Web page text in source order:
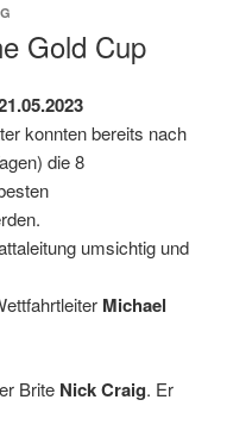
Gold Cup
konnten bereits nach
die 8
umsichtig und
Michael
Brite Nick Craig. Er